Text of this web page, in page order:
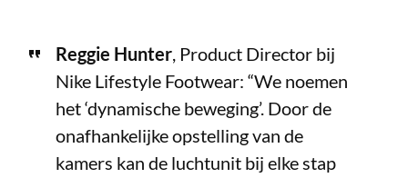
Reggie Hunter, Product Director bij
Nike Lifestyle Footwear: “We noemen
het ‘dynamische beweging’. Door de
onafhankelijke opstelling van de
kamers kan de luchtunit bij elke stap